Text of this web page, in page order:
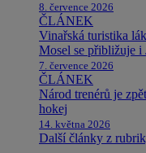
8. července 2026
ČLÁNEK
Vinařská turistika
Mosel se přibližuje i
7. července 2026
ČLÁNEK
Národ trenérů je
hokej
14. května 2026
Další články z